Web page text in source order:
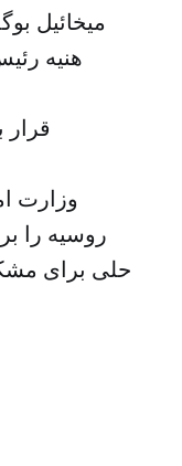
میخائیل
هنیه
وزارت
روسیه را
حلی برای